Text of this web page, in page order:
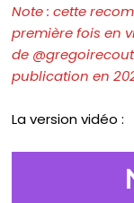
Note : cette
première fois en
de
publication en
La version vidéo :